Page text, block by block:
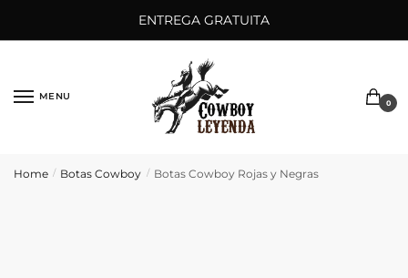
ENTREGA GRATUITA
MENU
0
Home / Botas Cowboy / Botas Cowboy Rojas y Negras